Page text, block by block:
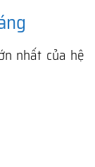
nhất của hệ